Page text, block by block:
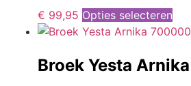
€ 99,95 Opties selecteren
Broek Yesta